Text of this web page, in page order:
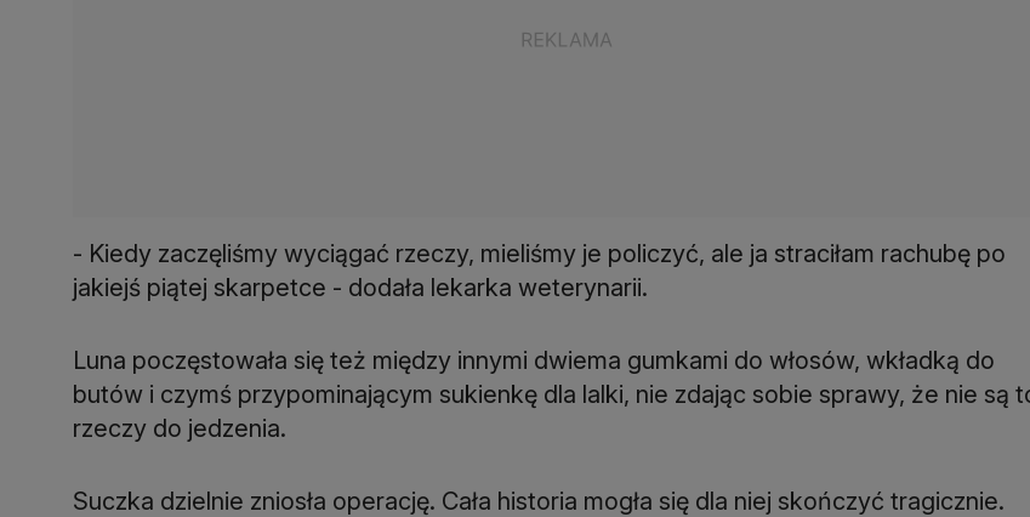
- Kiedy zaczęliśmy wyciągać rzeczy, mieliśmy je policzyć, ale ja straciłam rachubę po
jakiejś piątej skarpetce - dodała lekarka weterynarii.
Luna poczęstowała się też między innymi dwiema gumkami do włosów, wkładką do
butów i czymś przypominającym sukienkę dla lalki, nie zdając sobie sprawy, że nie są
rzeczy do jedzenia.
Suczka dzielnie zniosła operację. Cała historia mogła się dla niej skończyć tragicznie.